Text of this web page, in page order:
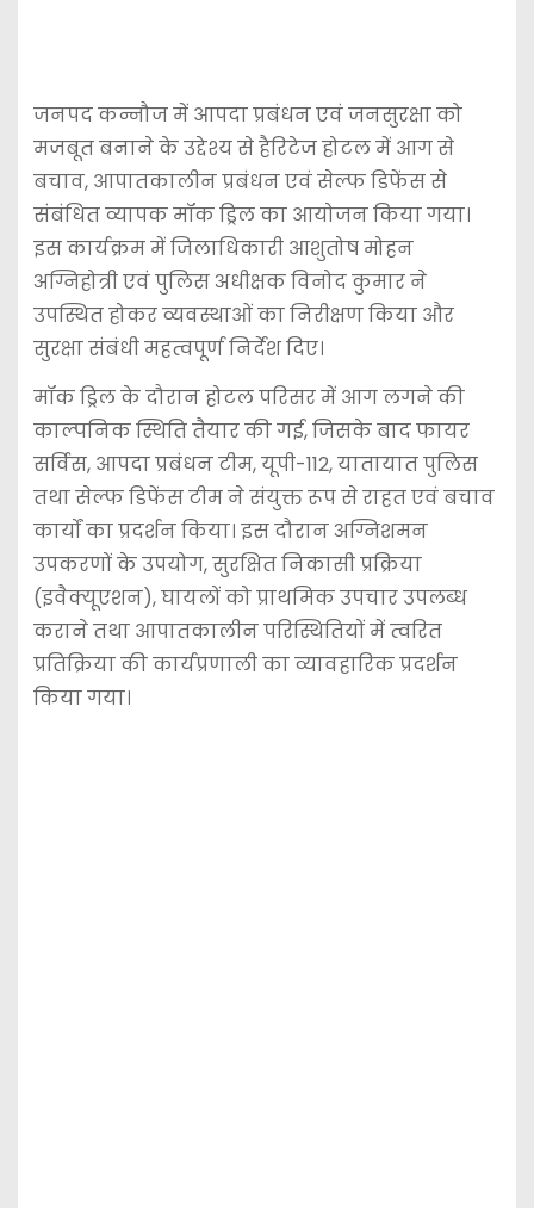
जनपद कन्नौज में आपदा प्रबंधन एवं जनसुरक्षा को
मजबूत बनाने के उद्देश्य से हैरिटेज होटल में आग से
बचाव, आपातकालीन प्रबंधन एवं सेल्फ डिफेंस से
संबंधित व्यापक मॉक ड्रिल का आयोजन किया गया।
इस कार्यक्रम में जिलाधिकारी आशुतोष मोहन
अग्निहोत्री एवं पुलिस अधीक्षक विनोद कुमार ने
उपस्थित होकर व्यवस्थाओं का निरीक्षण किया और
सुरक्षा संबंधी महत्वपूर्ण निर्देश दिए।
मॉक ड्रिल के दौरान होटल परिसर में आग लगने की
काल्पनिक स्थिति तैयार की गई, जिसके बाद फायर
सर्विस, आपदा प्रबंधन टीम, यूपी-112, यातायात पुलिस
तथा सेल्फ डिफेंस टीम ने संयुक्त रूप से राहत एवं बचाव
कार्यों का प्रदर्शन किया। इस दौरान अग्निशमन
उपकरणों के उपयोग, सुरक्षित निकासी प्रक्रिया
(इवैक्यूएशन), घायलों को प्राथमिक उपचार उपलब्ध
कराने तथा आपातकालीन परिस्थितियों में त्वरित
प्रतिक्रिया की कार्यप्रणाली का व्यावहारिक प्रदर्शन
किया गया।